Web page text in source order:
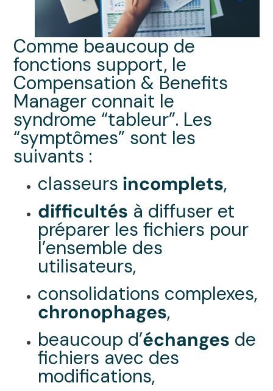
Comme beaucoup de
fonctions support, le
Compensation & Benefits
Manager connait le
syndrome “tableur”. Les
“symptômes” sont les
suivants :
classeurs incomplets,
difficultés à diffuser et
préparer les fichiers pour
l’ensemble des
utilisateurs,
consolidations complexes,
chronophages,
beaucoup d’échanges de
fichiers avec des
modifications,